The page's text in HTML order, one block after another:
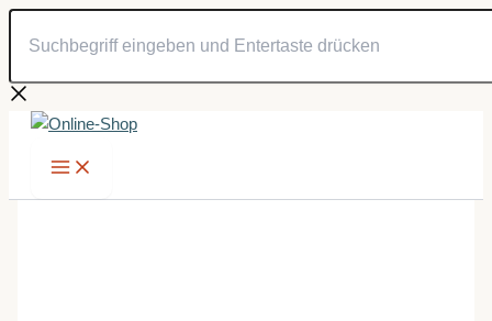
Inhalt
Suchbegriff
eingeben
Entertaste
drücken